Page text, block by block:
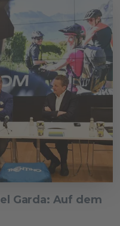
Garda: Auf dem